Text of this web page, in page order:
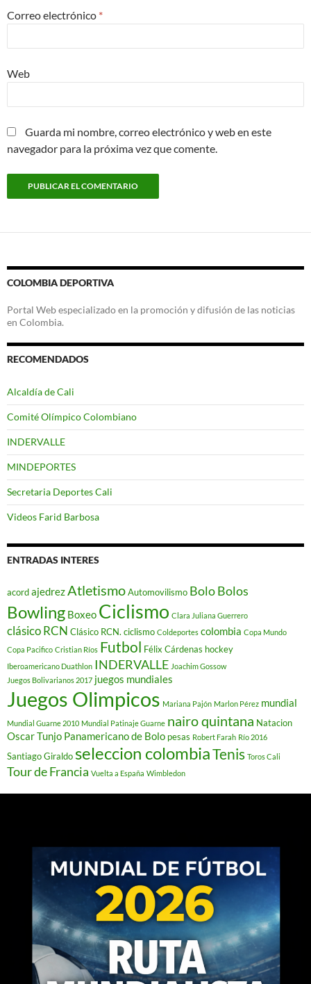
Correo electrónico *
Web
Guarda mi nombre, correo electrónico y web en este
navegador para la próxima vez que comente.
COLOMBIA DEPORTIVA
Portal Web especializado en la promoción y difusión de las noticias
en Colombia.
RECOMENDADOS
Alcaldía de Cali
Comité Olímpico Colombiano
INDERVALLE
MINDEPORTES
Secretaria Deportes Cali
Videos Farid Barbosa
ENTRADAS INTERES
acordajedrez AtletismoAutomovilismo BoloBolos
Bowling Boxeo Ciclismo Clara Juliana Guerrero
clásico RCN Clásico RCN. ciclismo Coldeportes colombia Copa Mundo
Copa Pacifico Cristian Ríos Futbol Félix Cárdenas hockey
Iberoamericano Duathlon INDERVALLE Joachim Gossow
Juegos Bolivarianos 2017 juegos mundiales
Juegos Olimpicos Mariana Pajón Marlon Pérez mundial
Mundial Guarne 2010 Mundial Patinaje Guarne nairo quintana Natacion
Oscar Tunjo Panamericano de Bolo pesas Robert Farah Río 2016
Santiago Giraldo seleccion colombiaTenis Toros Cali
Tour de Francia Vuelta a España Wimbledon